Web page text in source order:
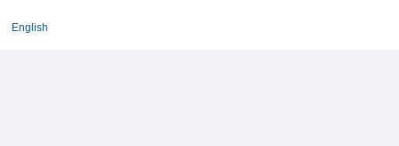
English